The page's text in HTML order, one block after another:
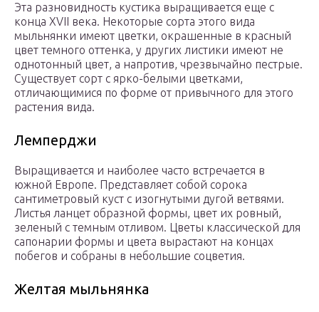
Эта разновидность кустика выращивается еще с
конца XVII века. Некоторые сорта этого вида
мыльнянки имеют цветки, окрашенные в красный
цвет темного оттенка, у других листики имеют не
однотонный цвет, а напротив, чрезвычайно пестрые.
Существует сорт с ярко-белыми цветками,
отличающимися по форме от привычного для этого
растения вида.
Лемперджи
Выращивается и наиболее часто встречается в
южной Европе. Представляет собой сорока
сантиметровый куст с изогнутыми дугой ветвями.
Листья ланцет образной формы, цвет их ровный,
зеленый с темным отливом. Цветы классической для
сапонарии формы и цвета вырастают на концах
побегов и собраны в небольшие соцветия.
Желтая мыльнянка